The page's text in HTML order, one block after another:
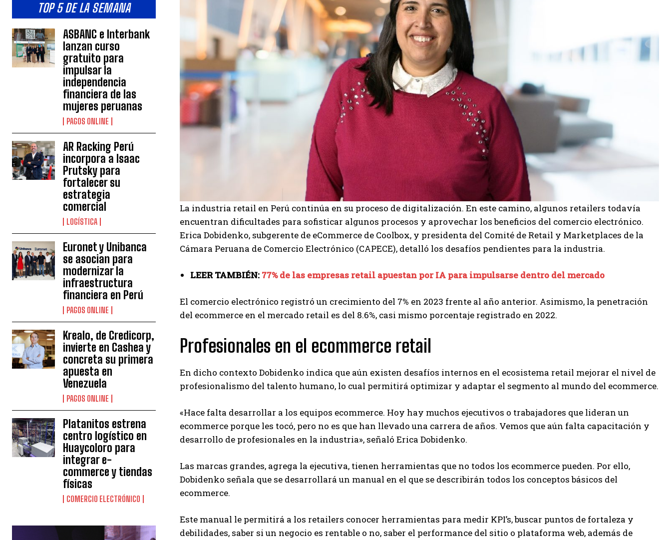
TOP 5 DE LA SEMANA
ASBANC e Interbank
lanzan curso
gratuito para
impulsar la
independencia
financiera de las
mujeres peruanas
PAGOS ONLINE
AR Racking Perú
incorpora a Isaac
Prutsky para
fortalecer su
estrategia
comercial
LOGÍSTICA
Euronet y Unibanca
se asocian para
modernizar la
infraestructura
financiera en Perú
PAGOS ONLINE
Krealo, de Credicorp,
invierte en Cashea y
concreta su primera
apuesta en
Venezuela
PAGOS ONLINE
Platanitos estrena
centro logístico en
Huaycoloro para
integrar e-
commerce y tiendas
físicas
COMERCIO ELECTRÓNICO
La industria retail en Perú continúa en su proceso de digitalización. En este camino, algunos retailers todavía
encuentran dificultades para sofisticar algunos procesos y aprovechar los beneficios del comercio electrónico.
Erica Dobidenko, subgerente de eCommerce de Coolbox, y presidenta del Comité de Retail y Marketplaces de la
Cámara Peruana de Comercio Electrónico (CAPECE), detalló los desafíos pendientes para la industria.
LEER TAMBIÉN: 77% de las empresas retail apuestan por IA para impulsarse dentro del mercado
El comercio electrónico registró un crecimiento del 7% en 2023 frente al año anterior. Asimismo, la penetración
del ecommerce en el mercado retail es del 8.6%, casi mismo porcentaje registrado en 2022.
Profesionales en el ecommerce retail
En dicho contexto Dobidenko indica que aún existen desafíos internos en el ecosistema retail mejorar el nivel de
profesionalismo del talento humano, lo cual permitirá optimizar y adaptar el segmento al mundo del ecommerce.
«Hace falta desarrollar a los equipos ecommerce. Hoy hay muchos ejecutivos o trabajadores que lideran un
ecommerce porque les tocó, pero no es que han llevado una carrera de años. Vemos que aún falta capacitación y
desarrollo de profesionales en la industria», señaló Erica Dobidenko.
Las marcas grandes, agrega la ejecutiva, tienen herramientas que no todos los ecommerce pueden. Por ello,
Dobidenko señala que se desarrollará un manual en el que se describirán todos los conceptos básicos del
ecommerce.
Este manual le permitirá a los retailers conocer herramientas para medir KPI’s, buscar puntos de fortaleza y
debilidades, saber si un negocio es rentable o no, saber el performance del sitio o plataforma web, además de